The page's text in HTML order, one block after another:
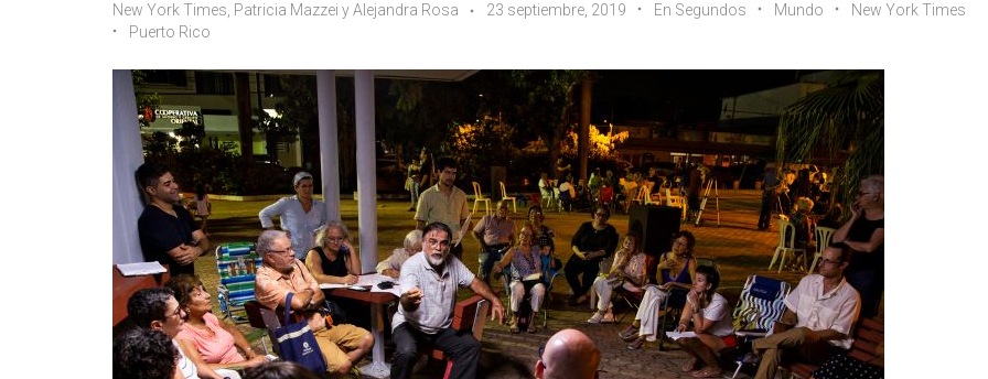
New York Times, Patricia Mazzei y Alejandra Rosa 23 septiembre, 2019 En Segundos Mundo
New York Times
Puerto Rico